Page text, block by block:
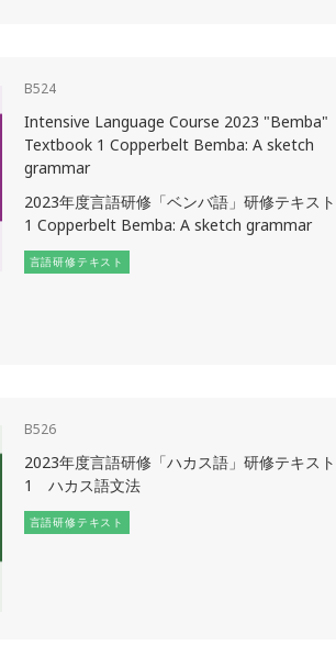
B524
Intensive Language Course 2023 "Bemba"
Textbook 1 Copperbelt Bemba: A sketch
grammar
2023年度言語研修「ベンバ語」研修テキスト
1 Copperbelt Bemba: A sketch grammar
言語研修テキスト
B526
2023年度言語研修「ハカス語」研修テキスト
1 ハカス語文法
言語研修テキスト